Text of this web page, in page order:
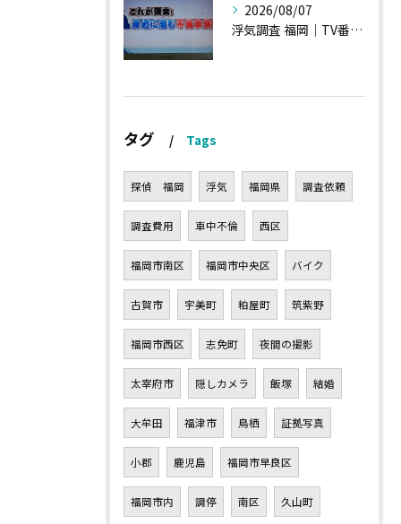
2026/08/07
浮気調査 福岡｜TV番組15分間の特集の時のお話①
タグ Tags
探偵 福岡 浮気 福岡県 調査依頼
調査費用 車中不倫 西区
福岡市南区 福岡市中央区 バイク
古賀市 宇美町 粕屋町 筑紫野
福岡市西区 志免町 夜間の撮影
太宰府市 隠しカメラ 飯塚 結婚
大牟田 福津市 鳥栖 証拠写真
小郡 鹿児島 福岡市早良区
福岡市内 調停 南区 久山町